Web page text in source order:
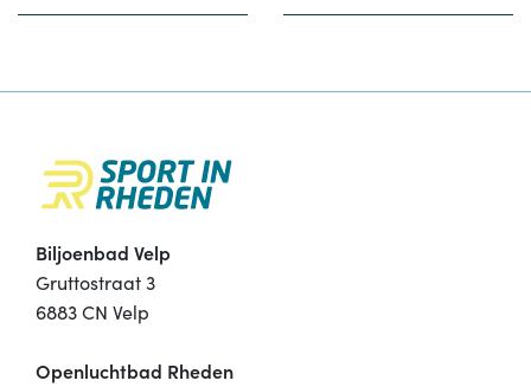
Biljoenbad Velp
Gruttostraat 3
6883 CN Velp
Openluchtbad Rheden